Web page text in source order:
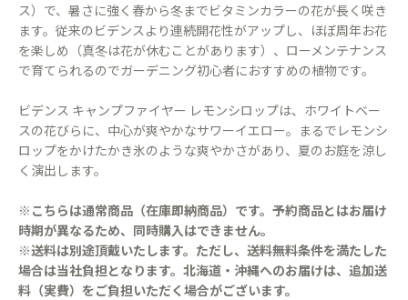
ス）で、暑さに強く春から冬までビタミンカラーの花が長く咲き
ます。従来のビデンスより連続開花性がアップし、ほぼ周年お花
を楽しめ（真冬は花が休むことがあります）、ローメンテナンス
で育てられるのでガーデニング初心者におすすめの植物です。
ビデンス キャンプファイヤー レモンシロップは、ホワイトベー
スの花びらに、中心が爽やかなサワーイエロー。まるでレモンシ
ロップをかけたかき氷のような爽やかさがあり、夏のお庭を涼し
く演出します。
※こちらは通常商品（在庫即納商品）です。予約商品とはお届け
時期が異なるため、同時購入はできません。
※送料は別途頂戴いたします。ただし、送料無料条件を満たした
場合は当社負担となります。北海道・沖縄へのお届けは、追加送
料（実費）をご負担いただく場合がございます。